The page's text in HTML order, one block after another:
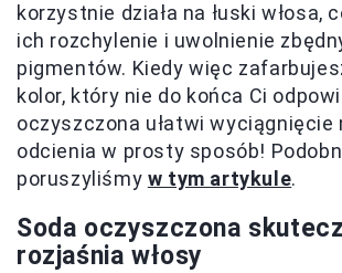
korzystnie działa na łuski włosa,
ich rozchylenie i uwolnienie
pigmentów. Kiedy więc
kolor, który nie do końca Ci
oczyszczona ułatwi wyciągnięcie
odcienia w prosty sposób!
poruszyliśmy w tym artykule.
Soda oczyszczona
rozjaśnia włosy